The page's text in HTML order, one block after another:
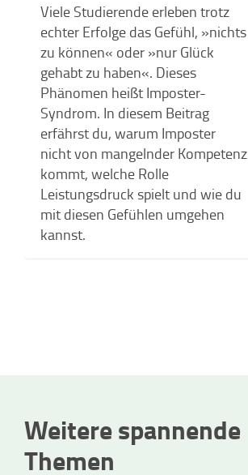
Viele Studierende erleben trotz
echter Erfolge das Gefühl, »nichts
zu können« oder »nur Glück
gehabt zu haben«. Dieses
Phänomen heißt Imposter-
Syndrom. In diesem Beitrag
erfährst du, warum Imposter
nicht von mangelnder Kompetenz
kommt, welche Rolle
Leistungsdruck spielt und wie du
mit diesen Gefühlen umgehen
kannst.
Weitere spannende
Themen